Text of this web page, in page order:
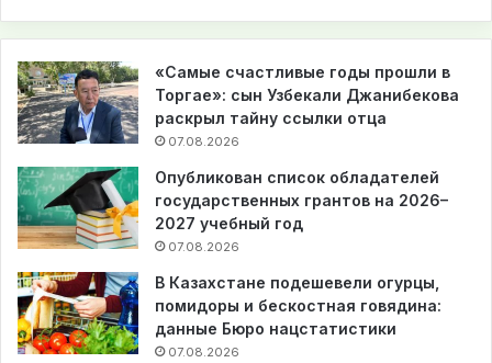
«Самые счастливые годы прошли в
Торгае»: сын Узбекали Джанибекова
раскрыл тайну ссылки отца
07.08.2026
Опубликован список обладателей
государственных грантов на 2026–
2027 учебный год
07.08.2026
В Казахстане подешевели огурцы,
помидоры и бескостная говядина:
данные Бюро нацстатистики
07.08.2026